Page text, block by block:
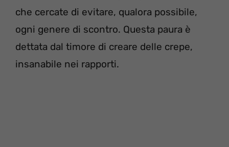
che cercate di evitare, qualora possibile,
ogni genere di scontro. Questa paura è
dettata dal timore di creare delle crepe,
insanabile nei rapporti.